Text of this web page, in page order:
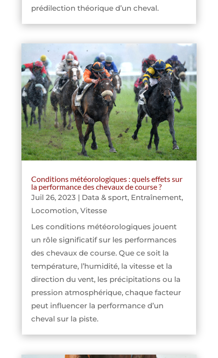
prédilection théorique d’un cheval.
Conditions météorologiques : quels effets sur
la performance des chevaux de course ?
Juil 26, 2023 | Data & sport, Entraînement,
Locomotion, Vitesse
Les conditions météorologiques jouent
un rôle significatif sur les performances
des chevaux de course. Que ce soit la
température, l’humidité, la vitesse et la
direction du vent, les précipitations ou la
pression atmosphérique, chaque facteur
peut influencer la performance d’un
cheval sur la piste.